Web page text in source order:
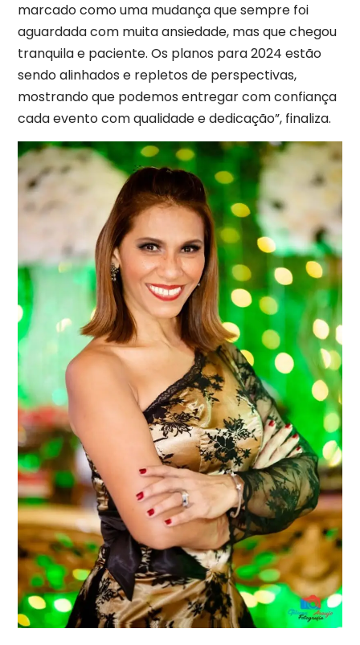
marcado como uma mudança que sempre foi
aguardada com muita ansiedade, mas que chegou
tranquila e paciente. Os planos para 2024 estão
sendo alinhados e repletos de perspectivas,
mostrando que podemos entregar com confiança
cada evento com qualidade e dedicação”, finaliza.